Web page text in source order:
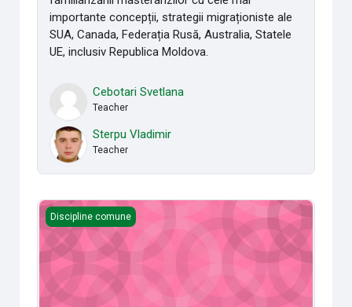
importante concepții, strategii migraționiste ale
SUA, Canada, Federația Rusă, Australia, Statele
UE, inclusiv Republica Moldova.
Cebotari Svetlana
Teacher
Sterpu Vladimir
Teacher
Analiza interdisciplinară a Relațiilor internaționale
Discipline comune